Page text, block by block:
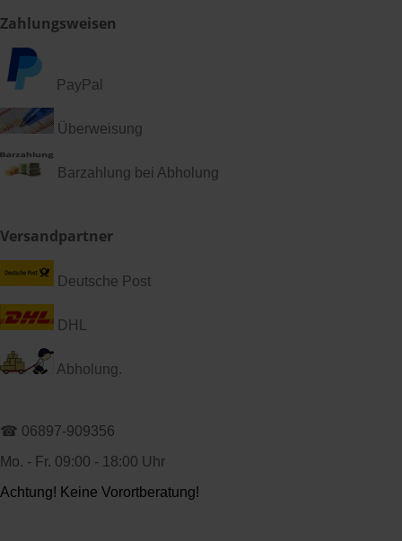
Zahlungsweisen
PayPal
Überweisung
Barzahlung bei Abholung
Versandpartner
Deutsche Post
DHL
Abholung.
☎ 06897-909356
Mo. - Fr. 09:00 - 18:00 Uhr
Achtung! Keine Vorortberatung!